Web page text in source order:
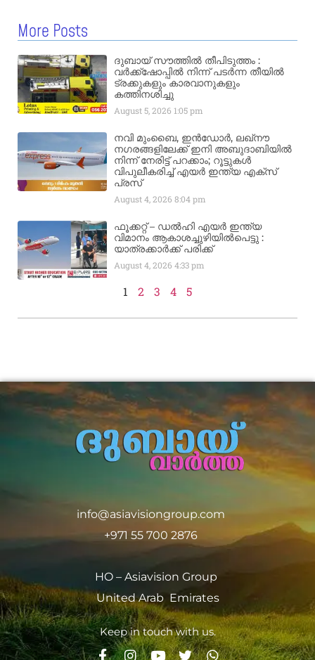
More Posts
ദുബായ് സൗത്തിൽ തീപിടുത്തം :
വർക്ക്‌ഷോപ്പിൽ നിന്ന് പടർന്ന തീയിൽ
ട്രക്കുകളും കാരവാനുകളും
കത്തിനശിച്ചു
August 5, 2026 1:05 pm
നവി മുംബൈ, ഇൻഡോർ, ലഖ്നൗ
നഗരങ്ങളിലേക്ക് ഇനി അബുദാബിയിൽ
നിന്ന് നേരിട്ട് പറക്കാം; റൂട്ടുകൾ
വിപുലീകരിച്ച് എയർ ഇന്ത്യ എക്സ്
പ്രസ്
August 4, 20268:04 pm
ഫൂക്കറ്റ് – ഡൽഹി എയര്‍ ഇന്ത്യ
വിമാനം ആകാശച്ചുഴിയില്‍പെട്ടു :
യാത്രക്കാര്‍ക്ക് പരിക്ക്
August 4, 20264:33 pm
1 2 3 4 5
info@asiavisiongroup.com
+971 55 700 2876
HO – Asiavision Group
United Arab Emirates
Keep in touch with us.